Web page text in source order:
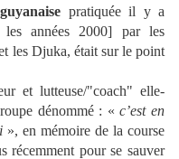
pratiquée il y a
les années 2000] par les
les Djuka, était sur le point
et lutteuse/"coach" elle-
dénommé : « c’est en
», en mémoire de la course
récemment pour se sauver